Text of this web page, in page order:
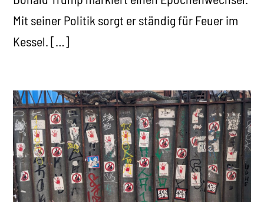
Mit seiner Politik sorgt er ständig für Feuer im
Kessel. […]